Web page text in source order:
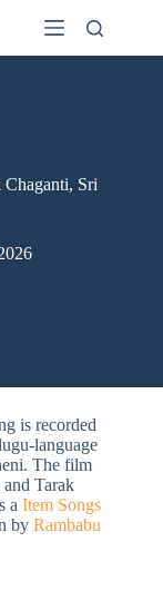
Sri
is recorded
language
The film
Tarak
a Item Songs
byRambabu